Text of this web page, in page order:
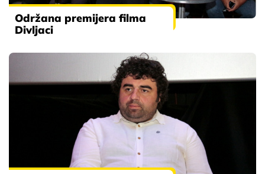
Održana premijera filma
Divljaci